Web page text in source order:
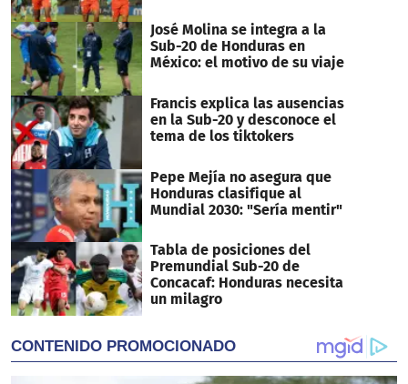
José Molina se integra a la
Sub-20 de Honduras en
México: el motivo de su viaje
Francis explica las ausencias
en la Sub-20 y desconoce el
tema de los tiktokers
Pepe Mejía no asegura que
Honduras clasifique al
Mundial 2030: "Sería mentir"
Tabla de posiciones del
Premundial Sub-20 de
Concacaf: Honduras necesita
un milagro